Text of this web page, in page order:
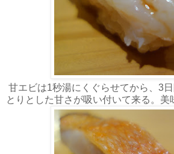
甘エビは1秒湯にくぐらせてから、3
とりとした甘さが吸い付いて来る。美